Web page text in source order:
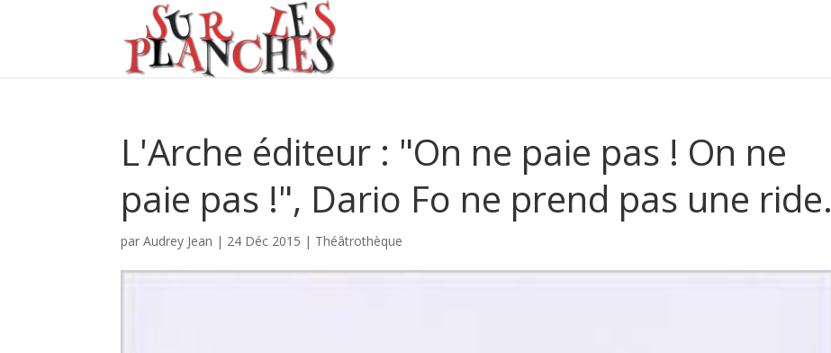
L'Arche éditeur : "On ne paie pas ! On ne
paie pas !", Dario Fo ne prend pas une ride.
parAudrey Jean | 24 Déc 2015 | Théâtrothèque